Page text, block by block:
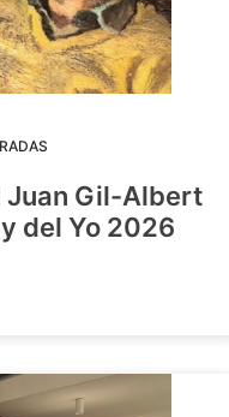
Juan Gil-Albert
del Yo 2026